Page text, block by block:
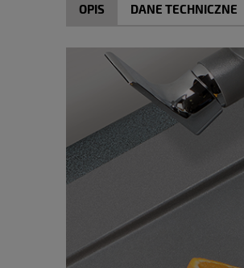
OPIS DANE TECHNICZNE